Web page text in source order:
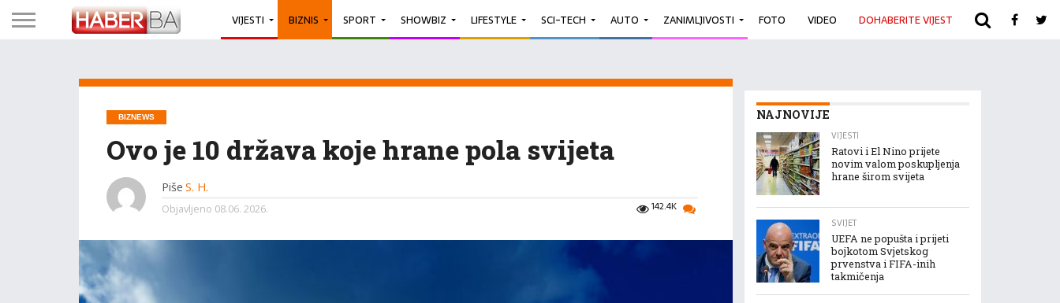
VIJESTI BIZNIS SPORT SHOWBIZ LIFESTYLE SCI-TECH AUTO ZANIMLJIVOSTI FOTO VIDEO DOHABERITE VIJEST ARHIVA
BIZNEWS
Ovo je 10 država koje hrane pola svijeta
Piše S. H.
142.4K
Objavljeno 08.06. 2026.
NAJNOVIJE
VIJESTI
Ratovi i El Nino prijete
novim valom poskupljenja
hrane širom svijeta
SVIJET
UEFA ne popušta i prijeti
bojkotom Svjetskog
prvenstva i FIFA-inih
takmičenja